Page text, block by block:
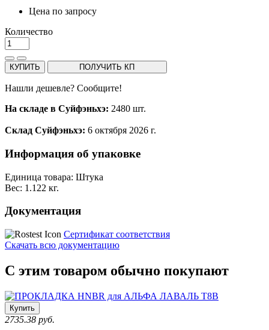
Цена по запросу
Количество
КУПИТЬ ПОЛУЧИТЬ КП
Нашли дешевле? Сообщите!
На складе в Суйфэньхэ: 2480 шт.
Склад Суйфэньхэ: 6 октября 2026 г.
Информация об упаковке
Единица товара: Штука
Вес: 1.122 кг.
Документация
Сертификат соответствия
Скачать всю документацию
С этим товаром обычно покупают
Купить
2735.38 руб.